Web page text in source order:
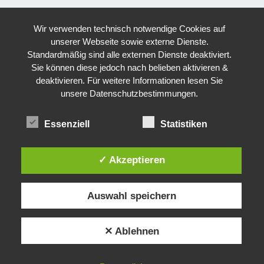
Wir verwenden technisch notwendige Cookies auf
unserer Webseite sowie externe Dienste.
Standardmäßig sind alle externen Dienste deaktiviert.
Sie können diese jedoch nach belieben aktivieren &
deaktivieren. Für weitere Informationen lesen Sie
unsere Datenschutzbestimmungen.
Essenziell Statistiken
✓ Akzeptieren
Auswahl speichern
✕ Ablehnen